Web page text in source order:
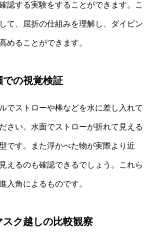
認する実験をすることができます。こ
て、屈折の仕組みを理解し、ダイビン
めることができます。
での視覚検証
でストローや棒などを水に差し入れて
さい。水面でストローが折れて見える
です。また浮かべた物が実際より近
えるのも確認できるでしょう。これら
入角によるものです。
スク越しの比較観察